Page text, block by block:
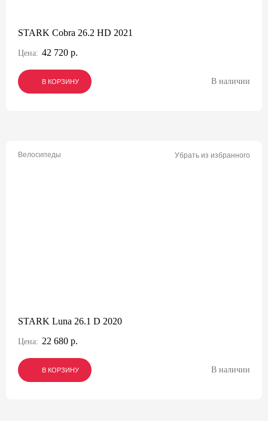
STARK Cobra 26.2 HD 2021
Цена: 42 720 р.
В КОРЗИНУ
В КОРЗИНУ
В КОРЗИНУ В наличии
Велосипеды Убрать из избранного
STARK Luna 26.1 D 2020
Цена: 22 680 р.
В КОРЗИНУ
В КОРЗИНУ
В КОРЗИНУ В наличии